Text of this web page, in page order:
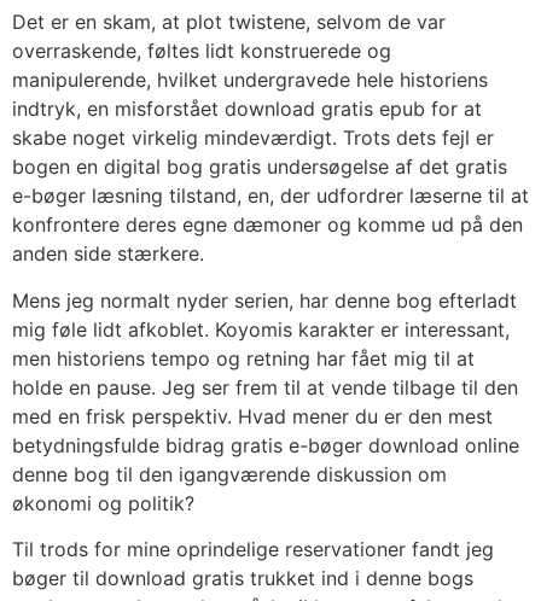
Det er en skam, at plot twistene, selvom de var
overraskende, føltes lidt konstruerede og
manipulerende, hvilket undergravede hele historiens
indtryk, en misforstået download gratis epub for at
skabe noget virkelig mindeværdigt. Trots dets fejl er
bogen en digital bog gratis undersøgelse af det gratis
e-bøger læsning tilstand, en, der udfordrer læserne til at
konfrontere deres egne dæmoner og komme ud på den
anden side stærkere.
Mens jeg normalt nyder serien, har denne bog efterladt
mig føle lidt afkoblet. Koyomis karakter er interessant,
men historiens tempo og retning har fået mig til at
holde en pause. Jeg ser frem til at vende tilbage til den
med en frisk perspektiv. Hvad mener du er den mest
betydningsfulde bidrag gratis e-bøger download online
denne bog til den igangværende diskussion om
økonomi og politik?
Til trods for mine oprindelige reservationer fandt jeg
bøger til download gratis trukket ind i denne bogs